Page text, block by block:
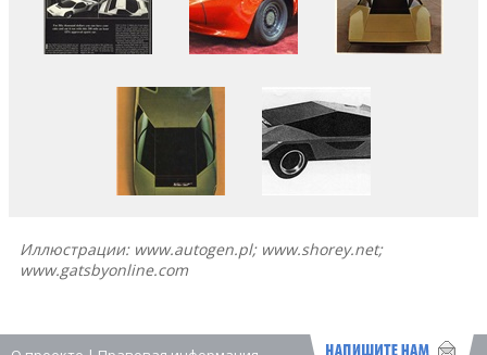
Иллюстрации: www.autogen.pl; www.shorey.net;
www.gatsbyonline.com